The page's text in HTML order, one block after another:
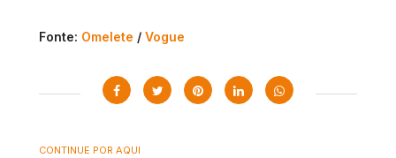
Fonte: Omelete / Vogue
CONTINUE POR AQUI